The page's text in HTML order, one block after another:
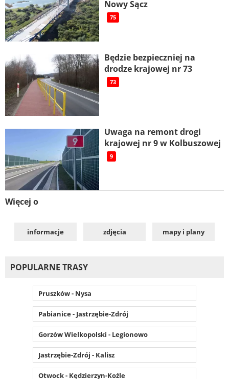
Nowy Sącz
75
Będzie bezpieczniej na
drodze krajowej nr 73
73
Uwaga na remont drogi
krajowej nr 9 w Kolbuszowej
9
Więcej o
informacje zdjęcia mapy i plany
POPULARNE TRASY
Pruszków - Nysa
Pabianice - Jastrzębie-Zdrój
Gorzów Wielkopolski - Legionowo
Jastrzębie-Zdrój - Kalisz
Otwock - Kędzierzyn-Koźle